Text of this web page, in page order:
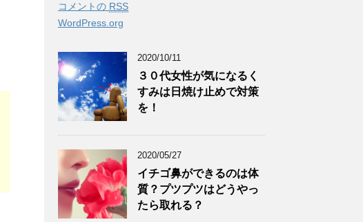
コメントの RSS
WordPress.org
2020/10/11
３０代女性が気になるく
すみは日焼け止めで対策
を！
2020/05/27
イチゴ鼻ができるのは体
質？プツプツはどうやっ
たら取れる？